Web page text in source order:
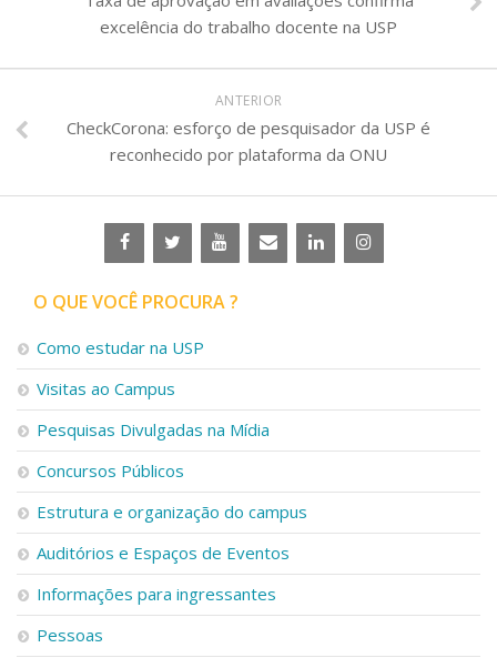
excelência do trabalho docente na USP
ANTERIOR
CheckCorona: esforço de pesquisador da USP é
reconhecido por plataforma da ONU
O QUE VOCÊ PROCURA ?
Como estudar na USP
Visitas ao Campus
Pesquisas Divulgadas na Mídia
Concursos Públicos
Estrutura e organização do campus
Auditórios e Espaços de Eventos
Informações para ingressantes
Pessoas